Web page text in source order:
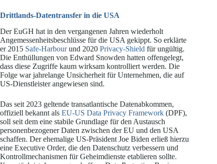
Drittlands-Datentransfer in die USA
Der EuGH hat in den vergangenen Jahren wiederholt
Angemessenheitsbeschlüsse für die USA gekippt. So erklärte
er 2015 Safe-Harbourund 2020 Privacy-Shield für ungültig.
Die Enthüllungen von Edward Snowden hatten offengelegt,
dass diese Zugriffe kaum wirksam kontrolliert werden. Die
Folge war jahrelange Unsicherheit für Unternehmen, die auf
US-Dienstleister angewiesen sind.
Das seit 2023 geltende transatlantische Datenabkommen,
offiziell bekannt als EU-US Data Privacy Framework (DPF),
soll seit dem eine stabile Grundlage für den Austausch
personenbezogener Daten zwischen der EU und den USA
schaffen. Der ehemalige US-Präsident Joe Biden erließ hierzu
eine Executive Order, die den Datenschutz verbessern und
Kontrollmechanismen für Geheimdienste etablieren sollte.